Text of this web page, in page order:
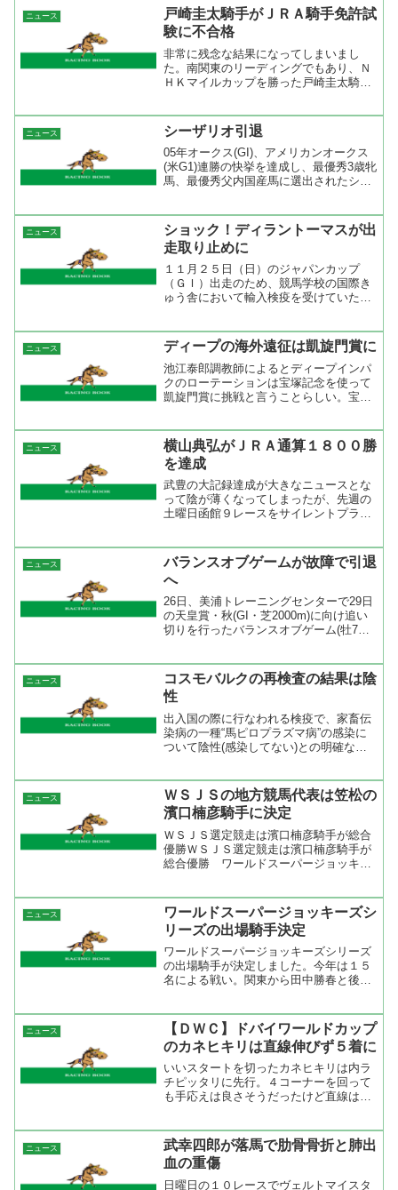
競馬の方が危なげは無いけど、馬群で揉
まれてもあれだけの脚が使...
ニュース
戸崎圭太騎手がＪＲＡ騎手免許試
験に不合格
非常に残念な結果になってしまいまし
た。南関東のリーディングでもあり、Ｎ
ＨＫマイルカップを勝った戸崎圭太騎手
手でもＪＲＡの所属にはなるにはハード
ルが高かったようですね。騎...
ニュース シーザリオ引退
05年オークス(GI)、アメリカンオークス
(米G1)連勝の快挙を達成し、最優秀3歳牝
馬、最優秀父内国産馬に選出されたシー
馬を管理する角居調教師から発表され
た。近日中...
ニュース
ショック！ディラントーマスが出
走取り止めに
１１月２５日（日）のジャパンカップ
（ＧＩ）出走のため、競馬学校の国際き
ゅう舎において輸入検疫を受けていたデ
炎（ＥＶＡ）の陰性が確認できなかった
ため、日本とアイルランド両...
ニュース ディープの海外遠征は凱旋門賞に
池江泰郎調教師によるとディープインパ
クのローテーションは宝塚記念を使って
凱旋門賞に挑戦と言うことらしい。宝塚
たせてあげたいような気もする
が・・・。ラジオNIKKEI 競...
ニュース
横山典弘がＪＲＡ通算１８００勝
を達成
武豊の大記録達成が大きなニュースとな
って陰が薄くなってしまったが、先週の
土曜日函館９レースをサイレントプライ
総合５位の成績ですからもっと大きく扱
って欲しかった。岡部幸雄...
ニュース
バランスオブゲームが故障で引退
へ
26日、美浦トレーニングセンターで29日
の天皇賞・秋(GI・芝2000m)に向け追い
切りを行ったバランスオブゲーム(牡7、
力喪失と診断され、天皇賞・秋の出走は
断念する...
ニュース
コスモバルクの再検査の結果は陰
性
出入国の際に行なわれる検疫で、家畜伝
染病の一種“馬ピロプラズマ病”の感染に
ついて陰性(感染してない)との明確な反
査の結果、陰性であることが24日(水)判
明した。地方競馬...
ニュース
ＷＳＪＳの地方競馬代表は笠松の
濱口楠彦騎手に決定
ＷＳＪＳ選定競走は濱口楠彦騎手が総合
優勝ＷＳＪＳ選定競走は濱口楠彦騎手が
総合優勝 ワールドスーパージョッキー
ーズトライアルは第１ステージを盛岡競
馬場（１０／６）で、第２...
ニュース
ワールドスーパージョッキーズシ
リーズの出場騎手決定
ワールドスーパージョッキーズシリーズ
の出場騎手が決定しました。今年は１５
名による戦い。関東から田中勝春と後藤
サマージョッキーシリーズで優勝した角
田晃一がご褒美として出場...
ニュース
【ＤＷＣ】ドバイワールドカップ
のカネヒキリは直線伸びず５着に
いいスタートを切ったカネヒキリは内ラ
チピッタリに先行。４コーナーを回って
も手応えは良さそうだったけど直線は行
ングマンは後方からの追走で速いペース
についていけなかった感じ...
ニュース
武幸四郎が落馬で肋骨骨折と肺出
血の重傷
日曜日の１０レースでヴェルトマイスタ